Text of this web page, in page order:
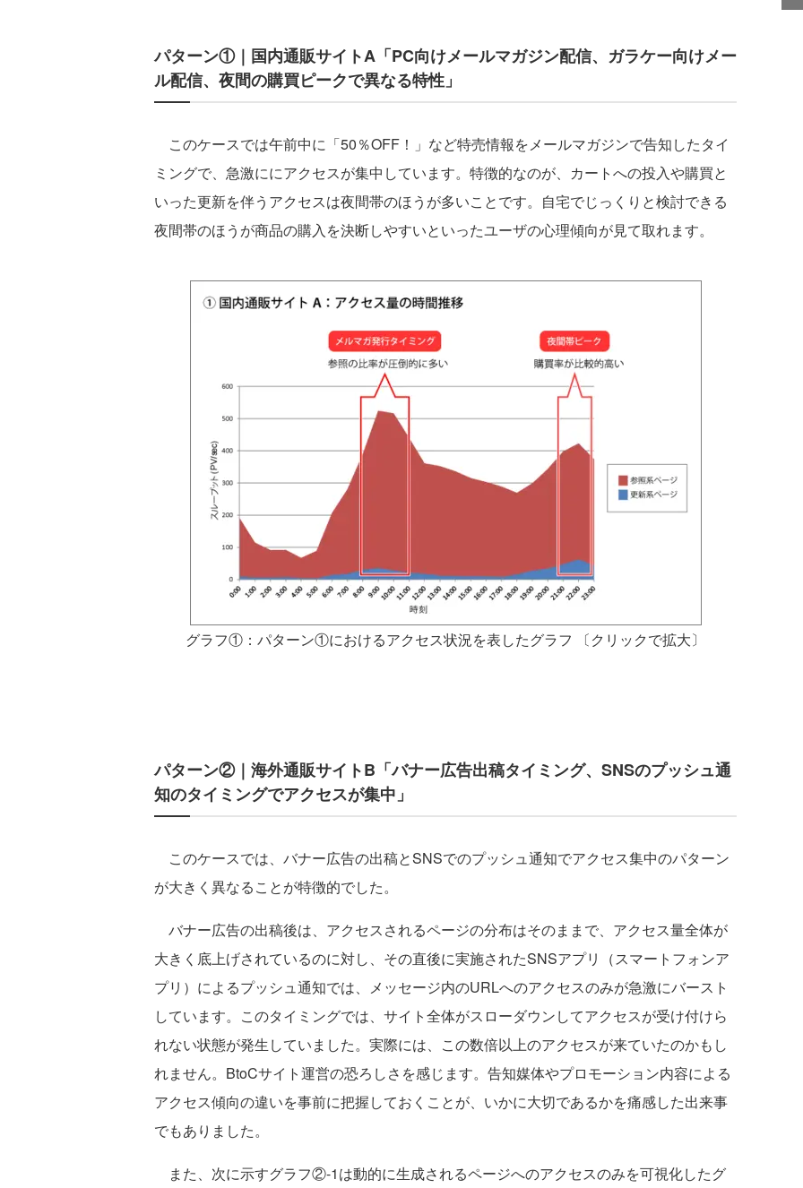
パターン①｜国内通販サイトA「PC向けメールマガジン配信、ガラケー向けメー
ル配信、夜間の購買ピークで異なる特性」
このケースでは午前中に「50％OFF！」など特売情報をメールマガジンで告知したタイ
ミングで、急激ににアクセスが集中しています。特徴的なのが、カートへの投入や購買と
いった更新を伴うアクセスは夜間帯のほうが多いことです。自宅でじっくりと検討できる
夜間帯のほうが商品の購入を決断しやすいといったユーザの心理傾向が見て取れます。
グラフ①：パターン①におけるアクセス状況を表したグラフ 〔クリックで拡大〕
パターン②｜海外通販サイトB「バナー広告出稿タイミング、SNSのプッシュ通
知のタイミングでアクセスが集中」
このケースでは、バナー広告の出稿とSNSでのプッシュ通知でアクセス集中のパターン
が大きく異なることが特徴的でした。
バナー広告の出稿後は、アクセスされるページの分布はそのままで、アクセス量全体が
大きく底上げされているのに対し、その直後に実施されたSNSアプリ（スマートフォンア
プリ）によるプッシュ通知では、メッセージ内のURLへのアクセスのみが急激にバースト
しています。このタイミングでは、サイト全体がスローダウンしてアクセスが受け付けら
れない状態が発生していました。実際には、この数倍以上のアクセスが来ていたのかもし
れません。BtoCサイト運営の恐ろしさを感じます。告知媒体やプロモーション内容による
アクセス傾向の違いを事前に把握しておくことが、いかに大切であるかを痛感した出来事
でもありました。
また、次に示すグラフ②-1は動的に生成されるページへのアクセスのみを可視化したグ